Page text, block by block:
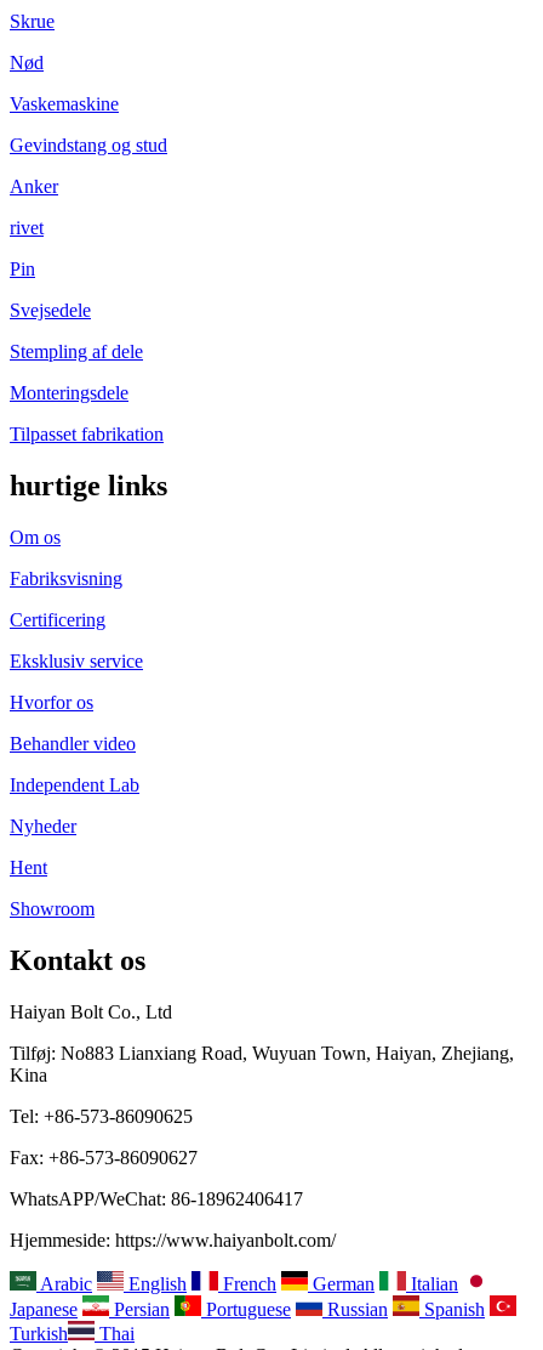
Skrue
Nød
Vaskemaskine
Gevindstang og stud
Anker
rivet
Pin
Svejsedele
Stempling af dele
Monteringsdele
Tilpasset fabrikation
hurtige links
Om os
Fabriksvisning
Certificering
Eksklusiv service
Hvorfor os
Behandler video
Independent Lab
Nyheder
Hent
Showroom
Kontakt os
Haiyan Bolt Co., Ltd
Tilføj: No883 Lianxiang Road, Wuyuan Town, Haiyan, Zhejiang,
Kina
Tel: +86-573-86090625
Fax: +86-573-86090627
WhatsAPP/WeChat: 86-18962406417
Hjemmeside: https://www.haiyanbolt.com/
Arabic English French German
Italian
Japanese
Persian Portuguese Russian
Spanish
Turkish
Thai